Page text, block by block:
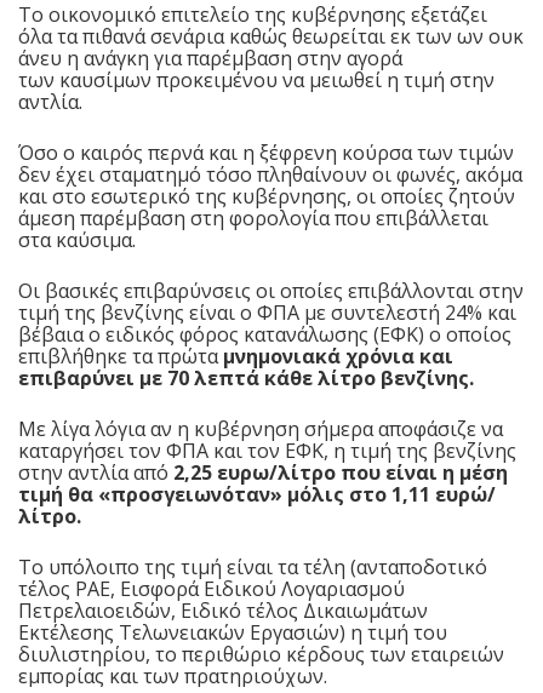
Το οικονομικό επιτελείο της κυβέρνησης εξετάζει
όλα τα πιθανά σενάρια καθώς θεωρείται εκ των ων ουκ
άνευ η ανάγκη για παρέμβαση στην αγορά
των καυσίμων προκειμένου να μειωθεί η τιμή στην
αντλία.
Όσο ο καιρός περνά και η ξέφρενη κούρσα των τιμών
δεν έχει σταματημό τόσο πληθαίνουν οι φωνές, ακόμα
και στο εσωτερικό της κυβέρνησης, οι οποίες ζητούν
άμεση παρέμβαση στη φορολογία που επιβάλλεται
στα καύσιμα.
Οι βασικές επιβαρύνσεις οι οποίες επιβάλλονται στην
τιμή της βενζίνης είναι ο ΦΠΑ με συντελεστή 24% και
βέβαια ο ειδικός φόρος κατανάλωσης (ΕΦΚ) ο οποίος
επιβλήθηκε τα πρώταμνημονιακά χρόνια και
επιβαρύνει με 70 λεπτά κάθε λίτρο βενζίνης.
Με λίγα λόγια αν η κυβέρνηση σήμερα αποφάσιζε να
καταργήσει τον ΦΠΑ και τον ΕΦΚ, η τιμή της βενζίνης
στην αντλία από 2,25 ευρω/λίτρο που είναι η μέση
τιμή θα «προσγειωνόταν» μόλις στο 1,11 ευρώ/
λίτρο.
Το υπόλοιπο της τιμή είναι τα τέλη (ανταποδοτικό
τέλος ΡΑΕ, Εισφορά Ειδικού Λογαριασμού
Πετρελαιοειδών, Ειδικό τέλος Δικαιωμάτων
Εκτέλεσης Τελωνειακών Εργασιών) η τιμή του
διυλιστηρίου, το περιθώριο κέρδους των εταιρειών
εμπορίας και των πρατηριούχων.